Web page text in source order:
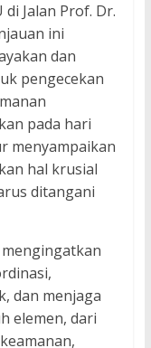
Jalan Prof. Dr.
ini
dan
pengecekan
pada hari
menyampaikan
hal krusial
ditangani
dan menjaga
elemen, dari